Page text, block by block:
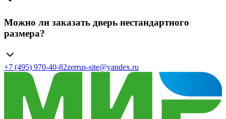
Можно ли заказать дверь нестандартного
размера?
+7 (495) 970-40-82zerrus-site@yandex.ru